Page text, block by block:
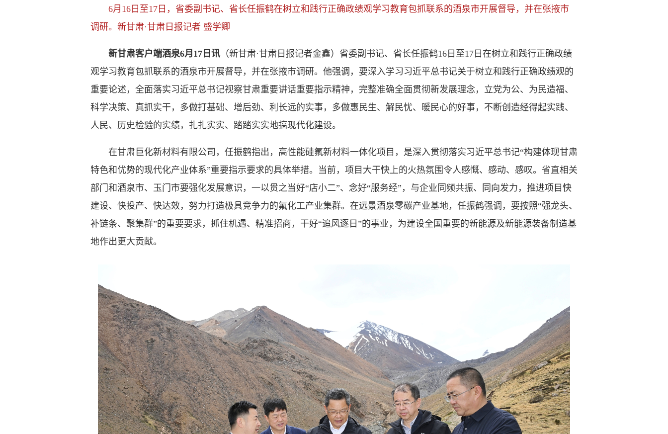
6月16日至17日，省委副书记、省长任振鹤在树立和践行正确政绩观学习教育包抓联系的酒泉市开展督导，并在张掖市
调研。新甘肃·甘肃日报记者 盛学卿
新甘肃客户端酒泉6月17日讯 （新甘肃·甘肃日报记者金鑫）省委副书记、省长任振鹤16日至17日在树立和践行正确政绩
观学习教育包抓联系的酒泉市开展督导，并在张掖市调研。他强调，要深入学习习近平总书记关于树立和践行正确政绩观的
重要论述，全面落实习近平总书记视察甘肃重要讲话重要指示精神，完整准确全面贯彻新发展理念，立党为公、为民造福、
科学决策、真抓实干，多做打基础、增后劲、利长远的实事，多做惠民生、解民忧、暖民心的好事，不断创造经得起实践、
人民、历史检验的实绩，扎扎实实、踏踏实实地搞现代化建设。
在甘肃巨化新材料有限公司，任振鹤指出，高性能硅氟新材料一体化项目，是深入贯彻落实习近平总书记“构建体现甘肃
特色和优势的现代化产业体系”重要指示要求的具体举措。当前，项目大干快上的火热氛围令人感慨、感动、感叹。省直相关
部门和酒泉市、玉门市要强化发展意识，一以贯之当好“店小二”、念好“服务经”，与企业同频共振、同向发力，推进项目快
建设、快投产、快达效，努力打造极具竞争力的氟化工产业集群。在远景酒泉零碳产业基地，任振鹤强调，要按照“强龙头、
补链条、聚集群”的重要要求，抓住机遇、精准招商，干好“追风逐日”的事业，为建设全国重要的新能源及新能源装备制造基
地作出更大贡献。